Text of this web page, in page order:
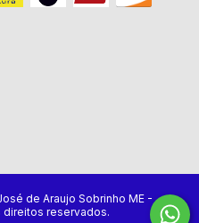
de Araujo Sobrinho ME -
reservados.